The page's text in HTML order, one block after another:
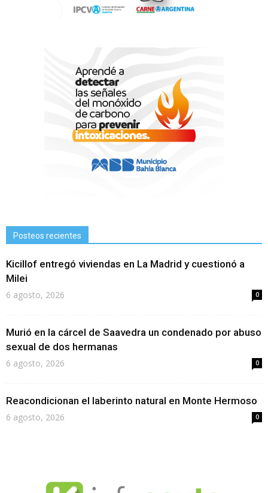
Posteos recientes
Kicillof entregó viviendas en La Madrid y cuestionó a
Milei
6 agosto, 2026 0
Murió en la cárcel de Saavedra un condenado por abuso
sexual de dos hermanas
6 agosto, 2026 0
Reacondicionan el laberinto natural en Monte Hermoso
6 agosto, 2026 0